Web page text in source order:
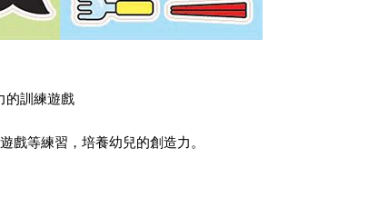
的訓練遊戲
戲等練習，培養幼兒的創造力。